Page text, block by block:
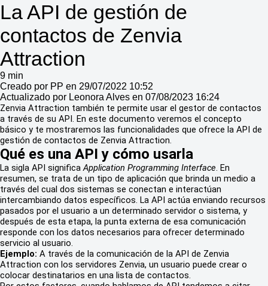
La API de gestión de
contactos de Zenvia
Attraction
9 min
Creado por PP en 29/07/2022 10:52
Actualizado por Leonora Alves en 07/08/2023 16:24
Zenvia Attraction también te permite usar el gestor de contactos
a través de su API. En este documento veremos el concepto
básico y te mostraremos las funcionalidades que ofrece la API de
gestión de contactos de Zenvia Attraction.
Qué es una API y cómo usarla
La sigla API significaApplication Programming Interface. En
resumen, se trata de un tipo de aplicación que brinda un medio a
través del cual dos sistemas se conectan e interactúan
intercambiando datos específicos. La API actúa enviando recursos
pasados por el usuario a un determinado servidor o sistema, y
después de esta etapa, la punta externa de esa comunicación
responde con los datos necesarios para ofrecer determinado
servicio al usuario.
Ejemplo: A través de la comunicación de la API de Zenvia
Attraction con los servidores Zenvia, un usuario puede crear o
colocar destinatarios en una lista de contactos.